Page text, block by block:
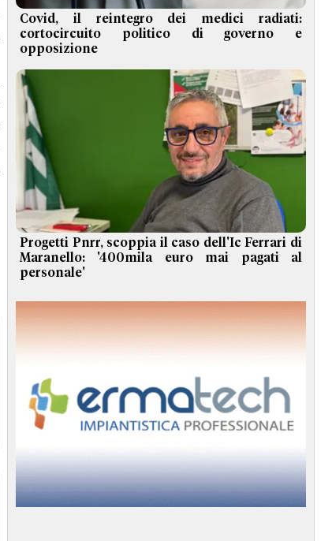
Covid, il reintegro dei medici radiati:
cortocircuito politico di governo e
opposizione
Progetti Pnrr, scoppia il caso dell'Ic Ferrari di
Maranello: '400mila euro mai pagati al
personale'